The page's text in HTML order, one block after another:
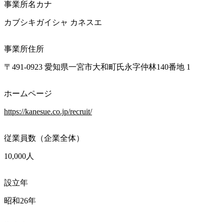
事業所名カナ
カブシキガイシャ カネスエ
事業所住所
〒491-0923 愛知県一宮市大和町氏永字仲林140番地 1
ホームページ
https://kanesue.co.jp/recruit/
従業員数（企業全体）
10,000人
設立年
昭和26年